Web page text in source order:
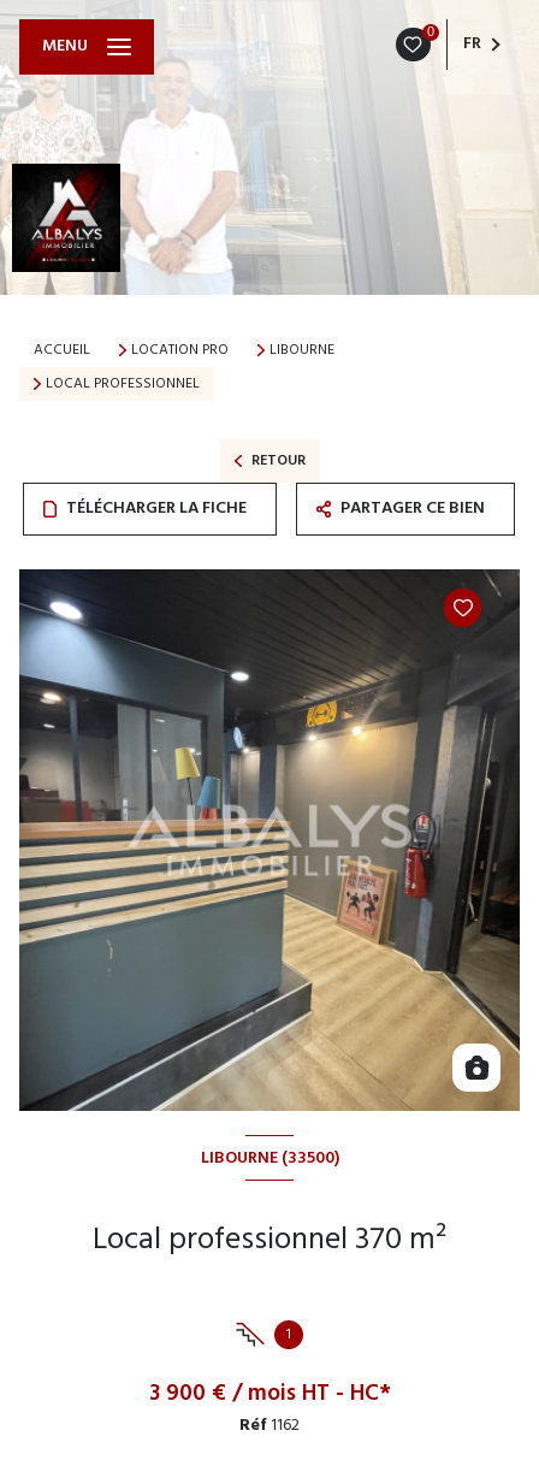
0 FR
MENU
ACCUEIL LOCATION PRO
LIBOURNE
LOCAL PROFESSIONNEL
RETOUR
TÉLÉCHARGER LA FICHE PARTAGER CE BIEN
LIBOURNE (33500)
Local professionnel 370 m²
1
3 900 € / mois HT - HC*
Réf1162